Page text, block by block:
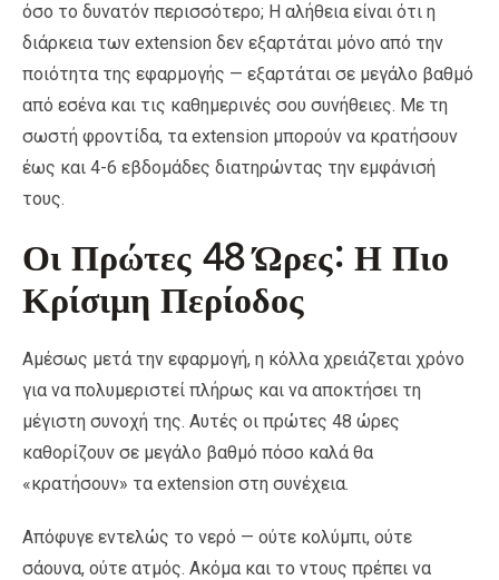
όσο το δυνατόν περισσότερο; Η αλήθεια είναι ότι η
διάρκεια των extension δεν εξαρτάται μόνο από την
ποιότητα της εφαρμογής — εξαρτάται σε μεγάλο βαθμό
από εσένα και τις καθημερινές σου συνήθειες. Με τη
σωστή φροντίδα, τα extension μπορούν να κρατήσουν
έως και 4-6 εβδομάδες διατηρώντας την εμφάνισή
τους.
Οι Πρώτες 48 Ώρες: Η Πιο
Κρίσιμη Περίοδος
Αμέσως μετά την εφαρμογή, η κόλλα χρειάζεται χρόνο
για να πολυμεριστεί πλήρως και να αποκτήσει τη
μέγιστη συνοχή της. Αυτές οι πρώτες 48 ώρες
καθορίζουν σε μεγάλο βαθμό πόσο καλά θα
«κρατήσουν» τα extension στη συνέχεια.
Απόφυγε εντελώς το νερό — ούτε κολύμπι, ούτε
σάουνα, ούτε ατμός. Ακόμα και το ντους πρέπει να